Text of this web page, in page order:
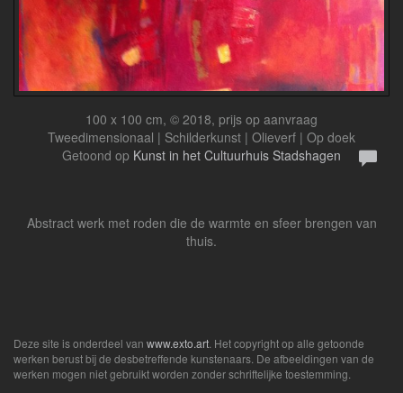
100 x 100 cm, © 2018, prijs op aanvraag
Tweedimensionaal | Schilderkunst | Olieverf | Op doek
Getoond op Kunst in het Cultuurhuis Stadshagen
Abstract werk met roden die de warmte en sfeer brengen van
thuis.
Deze site is onderdeel van www.exto.art . Het copyright op alle getoonde
werken berust bij de desbetreffende kunstenaars. De afbeeldingen van de
werken mogen niet gebruikt worden zonder schriftelijke toestemming.